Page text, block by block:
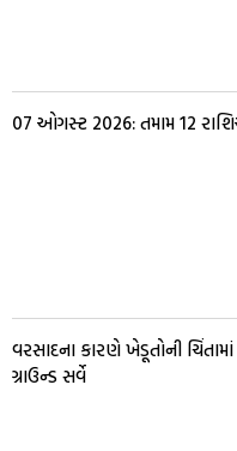
07 ઓગસ્ટ 2026: તમામ 12
વરસાદના કારણે ખેડૂતોની
ગ્રાઉન્ડ સર્વે